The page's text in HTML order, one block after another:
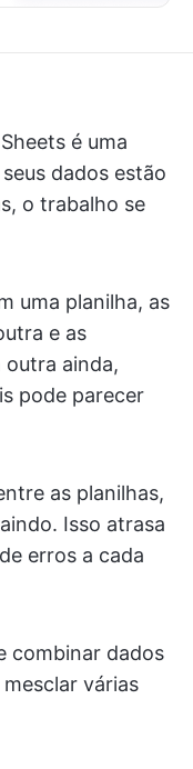
é uma
dados estão
o trabalho se
uma planilha, as
e as
ainda,
pode parecer
as planilhas,
Isso atrasa
erros a cada
combinar dados
várias